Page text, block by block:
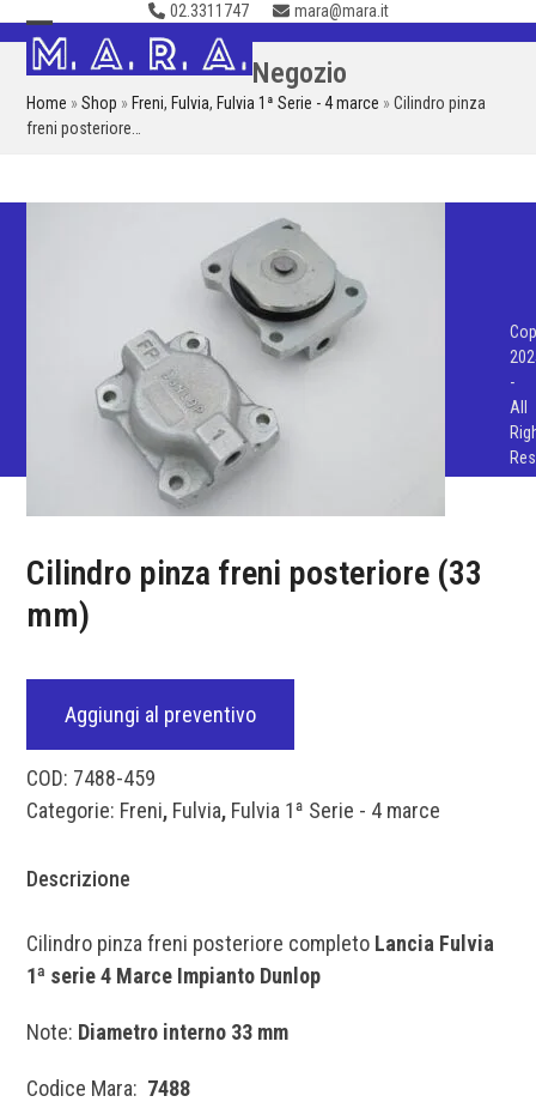
Skip
to
content
02.3311747 mara@mara.it
Open
mobile
menu
Close
mobile
menu
Negozio
Home »Shop » Freni, Fulvia, Fulvia 1ª Serie - 4 marce »Cilindro pinza
freni posteriore…
Cilindro pinza freni posteriore (33
mm)
Aggiungi al preventivo
COD: 7488-459
Categorie: Freni, Fulvia, Fulvia 1ª Serie - 4 marce
Descrizione
Cilindro pinza freni posteriore completo Lancia Fulvia
1ª serie 4 Marce Impianto Dunlop
Note: Diametro interno 33 mm
Codice Mara: 7488
-
All